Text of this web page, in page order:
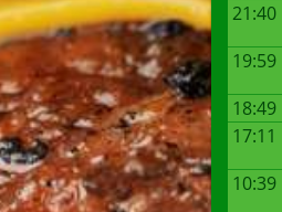
21:40
19:59
18:49
17:11
10:39